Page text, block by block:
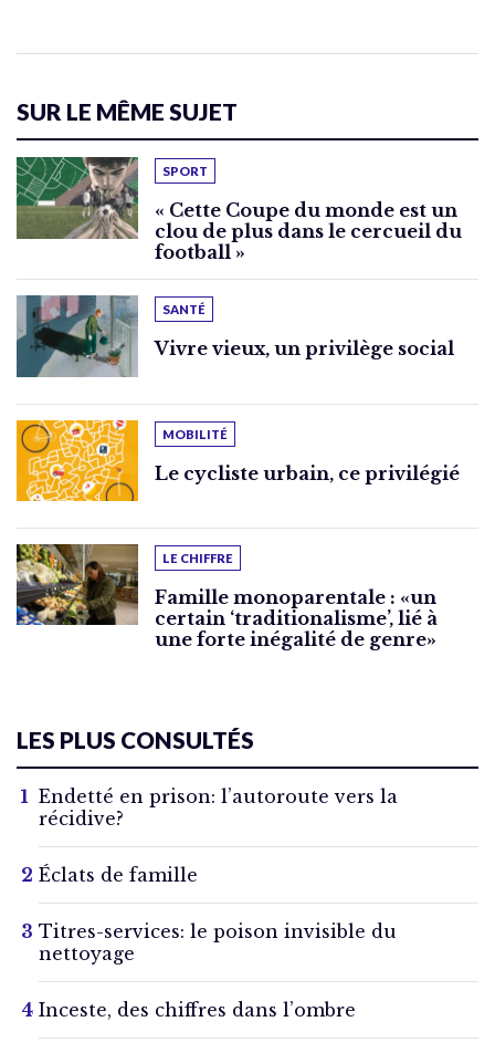
SUR LE MÊME SUJET
SPORT
« Cette Coupe du monde est un
clou de plus dans le cercueil du
football »
SANTÉ
Vivre vieux, un privilège social
MOBILITÉ
Le cycliste urbain, ce privilégié
LE CHIFFRE
Famille monoparentale : «un
certain ‘traditionalisme’, lié à
une forte inégalité de genre»
LES PLUS CONSULTÉS
Endetté en prison: l’autoroute vers la
récidive?
Éclats de famille
Titres-services: le poison invisible du
nettoyage
Inceste, des chiffres dans l’ombre